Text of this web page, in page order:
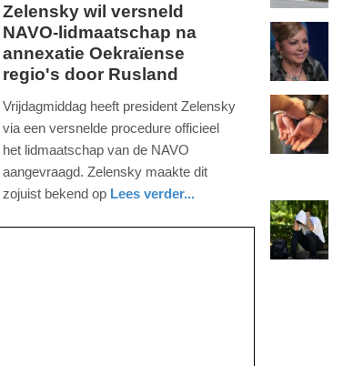
vrijdag,
30.
september
2022
17:45
Update:
04-
Zelensky wil versneld
NAVO-lidmaatschap na
annexatie Oekraïense
regio's door Rusland
Vrijdagmiddag heeft president Zelensky
via een versnelde procedure officieel
het lidmaatschap van de NAVO
aangevraagd. Zelensky maakte dit
zojuist bekend op Lees verder...